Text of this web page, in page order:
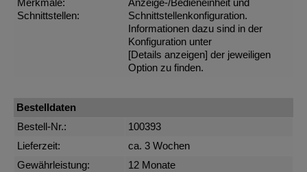
Merkmale:
Schnittstellen:
Anzeige-/Bedieneinheit und
Schnittstellenkonfiguration.
Informationen dazu sind in der
Konfiguration unter
[Details anzeigen] der jeweiligen
Option zu finden.
Bestelldaten
Bestell-Nr.:
100393
Lieferzeit:
ca. 3 Wochen
Gewährleistung:
12 Monate